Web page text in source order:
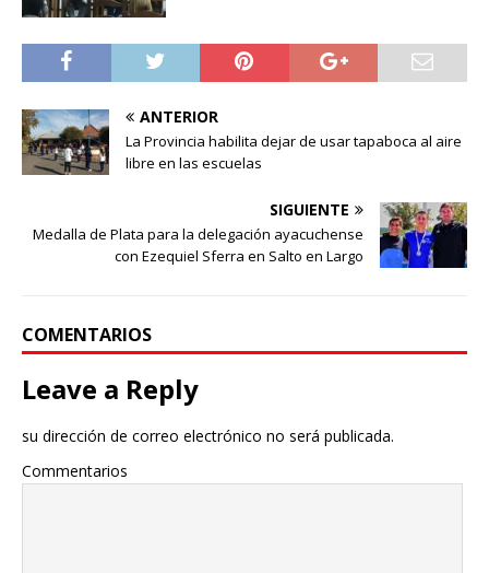
ANTERIOR
La Provincia habilita dejar de usar tapaboca al aire
libre en las escuelas
SIGUIENTE
Medalla de Plata para la delegación ayacuchense
con Ezequiel Sferra en Salto en Largo
COMENTARIOS
Leave a Reply
su dirección de correo electrónico no será publicada.
Commentarios